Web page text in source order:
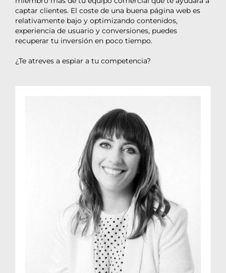
captar clientes. El coste de una buena página web es
relativamente bajo y optimizando contenidos,
experiencia de usuario y conversiones, puedes
recuperar tu inversión en poco tiempo.
¿Te atreves a espiar a tu competencia?